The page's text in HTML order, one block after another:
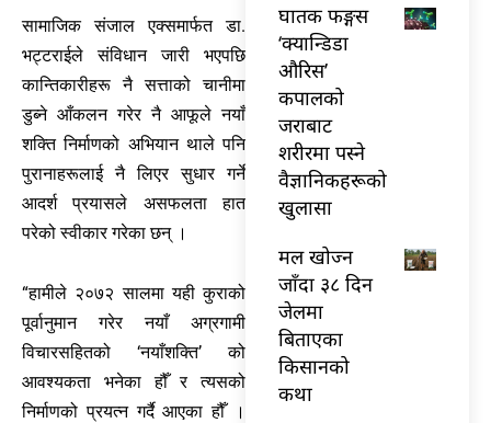
सामाजिक संजाल एक्समार्फत डा.
भट्टराईले संविधान जारी भएपछि
कान्तिकारीहरू नै सत्ताको चानीमा
डुब्ने आँकलन गरेर नै आफूले नयाँ
शक्ति निर्माणको अभियान थाले पनि
पुरानाहरूलाई नै लिएर सुधार गर्ने
आदर्श प्रयासले असफलता हात
परेको स्वीकार गरेका छन् ।
“हामीले २०७२ सालमा यही कुराको
पूर्वानुमान गरेर नयाँ अग्रगामी
विचारसहितको ‘नयाँशक्ति’ को
आवश्यकता भनेका हौँ र त्यसको
निर्माणको प्रयत्न गर्दै आएका हौँ ।
घातक फङ्गस
‘क्यान्डिडा
औरिस’
कपालको
जराबाट
शरीरमा पस्ने
वैज्ञानिकहरूको
खुलासा
मल खोज्न
जाँदा ३८ दिन
जेलमा
बिताएका
किसानको
कथा